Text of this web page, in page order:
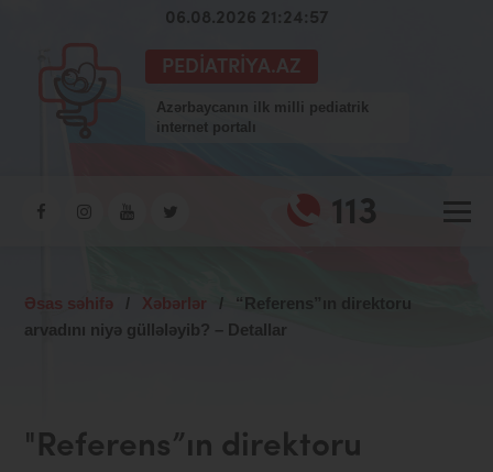
06.08.2026 21:24:58
PEDIATRIYA.AZ
Azərbaycanın ilk milli pediatrik
internet portalı
113
Əsas səhifə / Xəbərlər /
“Referens”ın direktoru
arvadını niyə güllələyib? – Detallar
"Referens”ın direktoru